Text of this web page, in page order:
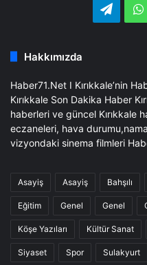
Hakkımızda
Haber71.Net I Kırıkkale’nin
Kırıkkale Son Dakika Haber
haberleri ve güncel Kırıkkale
eczaneleri, hava
vizyondaki sinema filmleri
Asayiş Asayiş Bahşılı
Eğitim Genel Genel
Köşe Yazıları Kültür Sanat
Siyaset Spor Sulakyurt